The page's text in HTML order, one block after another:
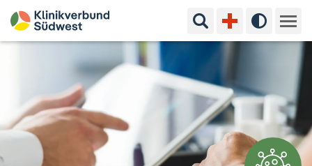
Suchbegriff eingeben
Hoher
Kliniken & Experten
Ihr Aufenthalt
Pflege & Beratung